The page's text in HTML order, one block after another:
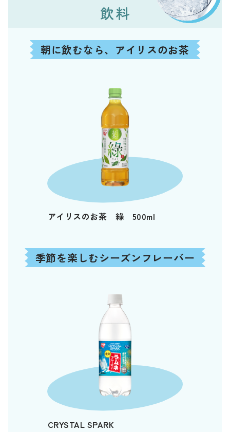
朝に飲むなら、アイリスのお茶
アイリスのお茶 綠 500ml
季節を楽しむシーズンフレーバー
CRYSTAL SPARK